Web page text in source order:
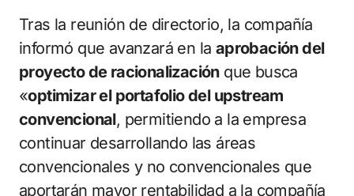
Tras la reunión de directorio, la compañía
informó que avanzará en la aprobación del
proyecto de racionalizaciónque busca
«optimizar el portafolio del upstream
convencional, permitiendo a la empresa
continuar desarrollando las áreas
convencionales y no convencionales que
aportarán mayor rentabilidad a la compañía